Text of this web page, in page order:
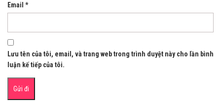
Email *
Lưu tên của tôi, email, và trang web trong trình duyệt này cho lần bình
luận kế tiếp của tôi.